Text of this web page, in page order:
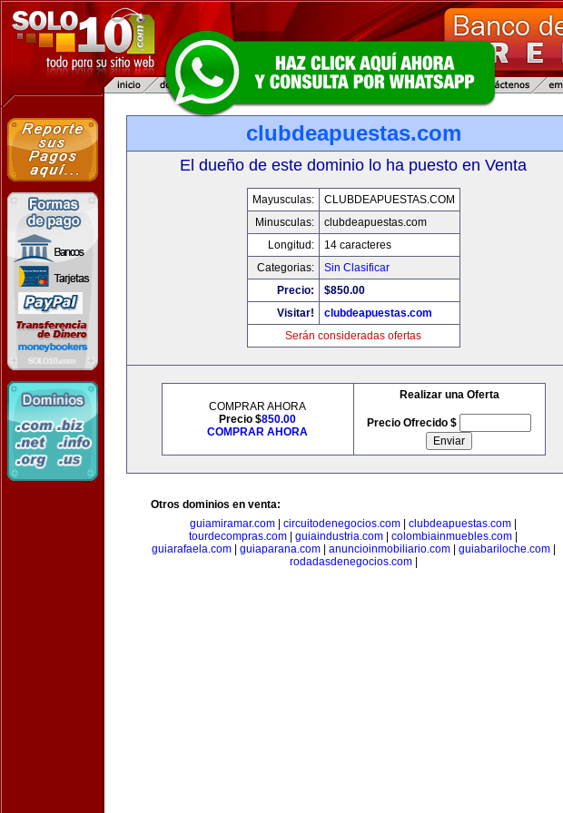
clubdeapuestas.com
El dueño de este dominio lo ha puesto en Venta
Mayusculas:
CLUBDEAPUESTAS.COM
Minusculas:
clubdeapuestas.com
Longitud:
14 caracteres
Categorias:
Sin Clasificar
Precio:
$850.00
Visitar!
clubdeapuestas.com
Serán consideradas ofertas
COMPRAR AHORA
Precio $850.00
COMPRAR AHORA
Realizar una Oferta
Precio Ofrecido $
Otros dominios en venta:
guiamiramar.com
circuitodenegocios.com clubdeapuestas.com
tourdecompras.com
guiaindustria.com colombiainmuebles.com
guiarafaela.com| guiaparana.com| anuncioinmobiliario.com| guiabariloche.com|
rodadasdenegocios.com|